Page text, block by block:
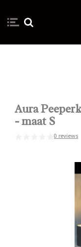
Aura
- maat S
0 reviews